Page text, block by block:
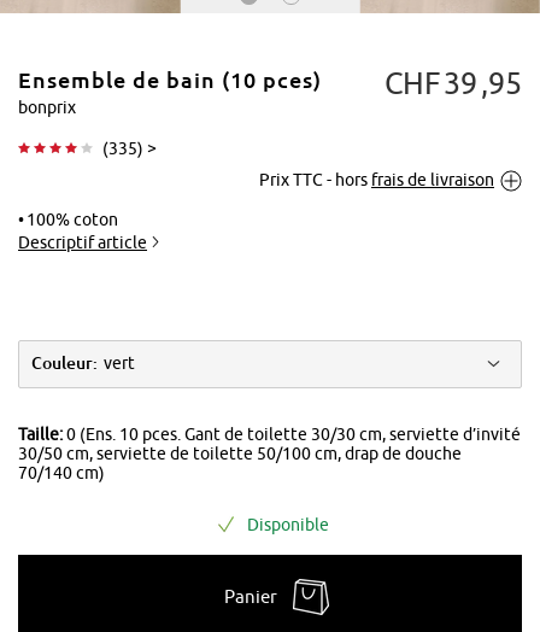
Tapoter pour
Ensemble de bain (10 pces)
bonprix
(335) >
CHF39 95
Prix TTC - hors frais de livraison
100% coton
Descriptif article
Couleur: vert
Taille:0 (Ens. 10 pces. Gant de toilette 30/30 cm, serviette d’invité
30/50 cm, serviette de toilette 50/100 cm, drap de douche
70/140 cm)
Disponible
Panier